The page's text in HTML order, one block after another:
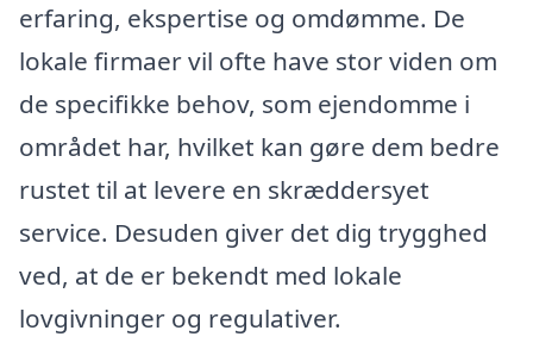
erfaring, ekspertise og omdømme. De
lokale firmaer vil ofte have stor viden om
de specifikke behov, som ejendomme i
området har, hvilket kan gøre dem bedre
rustet til at levere en skræddersyet
service. Desuden giver det dig trygghed
ved, at de er bekendt med lokale
lovgivninger og regulativer.